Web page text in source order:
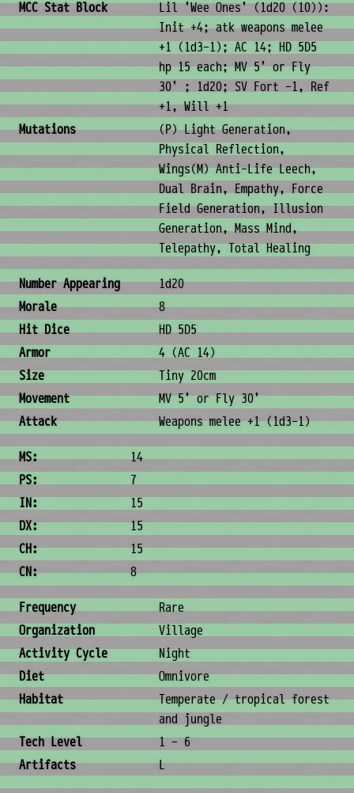
MCC Stat Block
Lil 'Wee Ones' (1d20 (10)):
Init +4; atk weapons melee
+1 (1d3-1); AC 14; HD 5D5
hp 15 each; MV 5' or Fly
30' ; 1d20; SV Fort -1, Ref
+1, Will +1
Mutations
(P) Light Generation,
Physical Reflection,
Wings(M) Anti-Life Leech,
Dual Brain, Empathy, Force
Field Generation, Illusion
Generation, Mass Mind,
Telepathy, Total Healing
Combat & Physical Stats
Number Appearing
1d20
Morale
8
Hit Dice
HD 5D5
Armor
4 (AC 14)
Size
Tiny 20cm
Movement
MV 5' or Fly 30'
Attack
Weapons melee +1 (1d3-1)
Ability Scores
MS:
14
PS:
7
IN:
15
DX:
15
CH:
15
CN:
8
Ecology & Logistics
Frequency
Rare
Organization
Village
Activity Cycle
Night
Diet
Omnivore
Habitat
Temperate / tropical forest
and jungle
Tech Level
1 - 6
Artifacts
L